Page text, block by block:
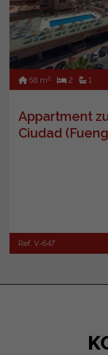
58 m2 2 1
Appartment
Ciudad
Ref. V-647